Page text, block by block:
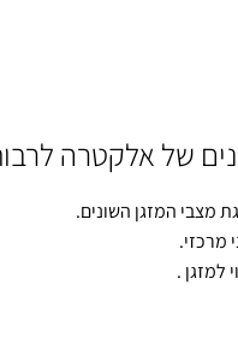
של אלקטרה
מרכזי.
למזגן .